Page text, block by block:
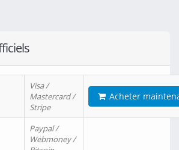
Visa /
Mastercard /
Stripe
Acheter
Paypal /
Webmoney /